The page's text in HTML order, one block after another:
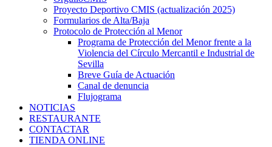
Proyecto Deportivo CMIS (actualización 2025)
Formularios de Alta/Baja
Protocolo de Protección al Menor
Programa de Protección del Menor frente a la
Violencia del Círculo Mercantil e Industrial de
Sevilla
Breve Guía de Actuación
Canal de denuncia
Flujograma
NOTICIAS
RESTAURANTE
CONTACTAR
TIENDA ONLINE